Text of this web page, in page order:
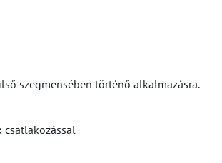
szegmensében történő alkalmazásra.
csatlakozással